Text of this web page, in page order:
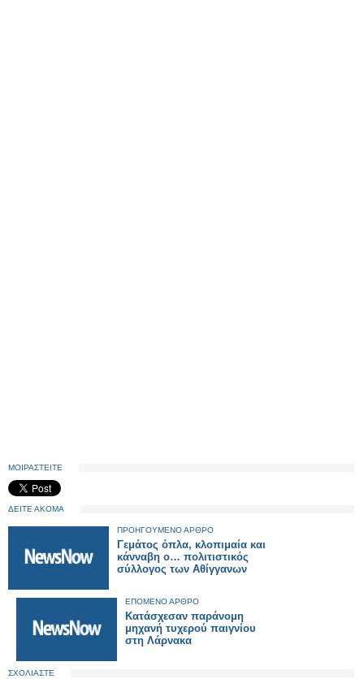
ΜΟΙΡΑΣΤΕΙΤΕ
ΔΕΙΤΕ ΑΚΟΜΑ
ΠΡΟΗΓΟΥΜΕΝΟ ΑΡΘΡΟ
Γεμάτος όπλα, κλοπιμαία και
κάνναβη ο… πολιτιστικός
σύλλογος των Αθίγγανων
ΕΠΟΜΕΝΟ ΑΡΘΡΟ
Κατάσχεσαν παράνομη
μηχανή τυχερού παιγνίου
στη Λάρνακα
ΣΧΟΛΙΑΣΤΕ